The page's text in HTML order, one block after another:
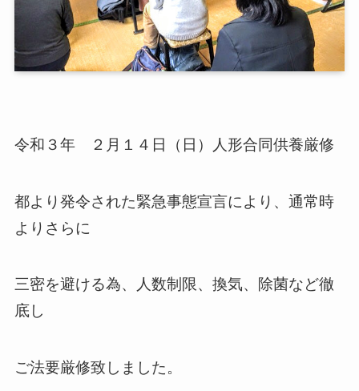
令和３年 ２月１４日（日）人形合同供養厳修
都より発令された緊急事態宣言により、通常時
よりさらに
三密を避ける為、人数制限、換気、除菌など徹
底し
ご法要厳修致しました。